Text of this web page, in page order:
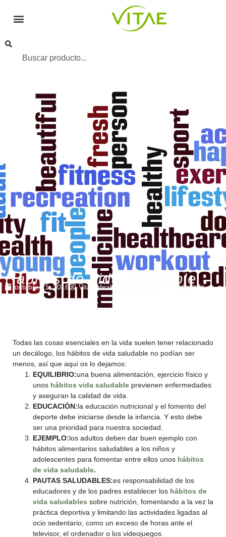
Hábitos de vida saludable
octubre 21, 2016 Vitae Health Innovation Sin categoría
Todas las cosas esenciales en la vida suelen tener relacionado
un decálogo, los hábitos de vida saludable no podían ser
menos, así que aquí os lo dejamos:
EQUILIBRIO:una buena alimentación, ejercicio físico y
unos hábitos vida saludable previenen enfermedades
y aseguran la calidad de vida.
EDUCACIÓN:la educación nutricional y el fomento del
deporte debe iniciarse desde la infancia. Y esto debe
ser una prioridad para nuestra sociedad.
EJEMPLO:los adultos deben dar buen ejemplo con
hábitos alimentarios saludables a los niños y
adolescentes para fomentar entre ellos unos hábitos
de vida saludable.
PAUTAS SALUDABLES:es responsabilidad de los
educadores y de los padres establecer los hábitos de
vida saludables sobre nutrición, fomentando a la vez la
práctica deportiva y limitando las actividades ligadas al
ocio sedentario, como un exceso de horas ante el
televisor, el ordenador o los videojuegos.